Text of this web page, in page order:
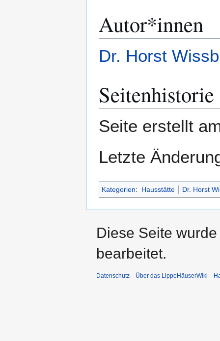
Autor*innen
Dr. Horst
Seitenhistorie
Seite erstellt
Letzte
Kategorien: Hausstätte Dr. Horst
Diese Seite
bearbeitet.
Datenschutz Über das LippeHäuserWiki